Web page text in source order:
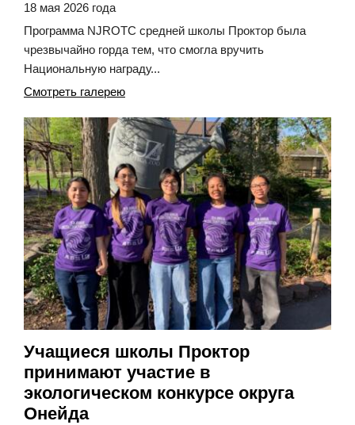
18 мая 2026 года
Программа NJROTC средней школы Проктор была
чрезвычайно горда тем, что смогла вручить
Национальную награду...
Смотреть галерею
Учащиеся школы Проктор
принимают участие в
экологическом конкурсе округа
Онейда